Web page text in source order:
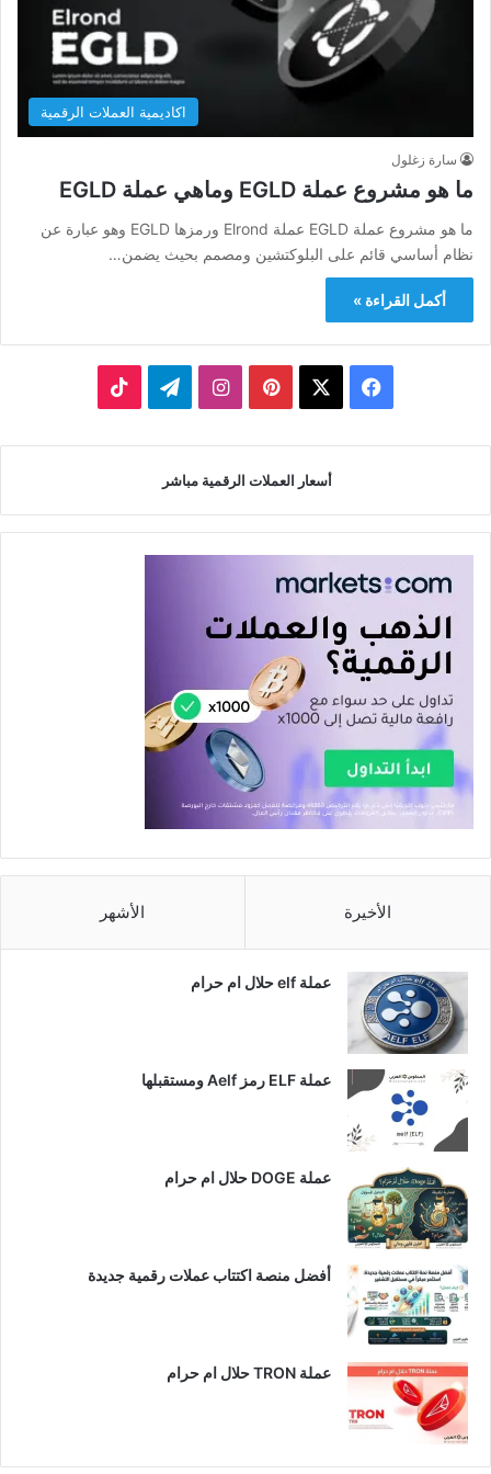
اكاديمية العملات الرقمية
سارة زغلول
ما هو مشروع عملة EGLD وماهي عملة EGLD
ما هو مشروع عملة EGLD عملة Elrond ورمزها EGLD وهو عبارة عن
نظام أساسي قائم على البلوكتشين ومصمم بحيث يضمن…
أكمل القراءة »
فيسبوك بينتيريستانستقرامتيلقرام
أسعار العملات الرقمية مباشر
الأخيرة الأشهر
عملة elf حلال ام حرام
عملة ELF رمز Aelf ومستقبلها
عملة DOGE حلال ام حرام
أفضل منصة اكتتاب عملات رقمية جديدة
عملة TRON حلال ام حرام​